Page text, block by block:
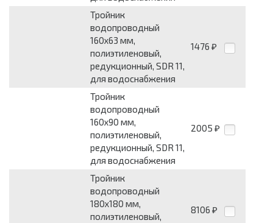
Тройник
водопроводный
160x63 мм,
полиэтиленовый,
редукционный, SDR 11,
для водоснабжения
1476 ₽
Тройник
водопроводный
160x90 мм,
полиэтиленовый,
редукционный, SDR 11,
для водоснабжения
2005 ₽
Тройник
водопроводный
180x180 мм,
полиэтиленовый,
8106 ₽